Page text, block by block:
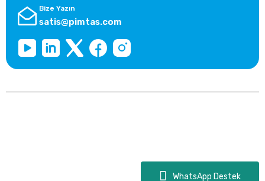
WhatsApp Destek
Bize Yazın
satis@pimtas.com